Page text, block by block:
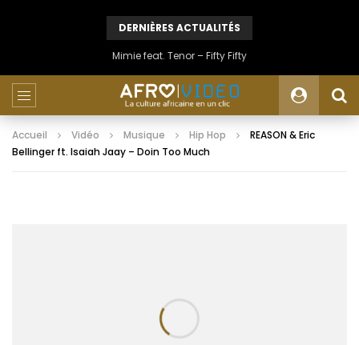
DERNIÈRES ACTUALITÉS
Mimie feat. Tenor – Fifty Fifty
Accueil Vidéo Musique Hip Hop
REASON & Eric
Bellinger ft. Isaiah Jaay – Doin Too Much